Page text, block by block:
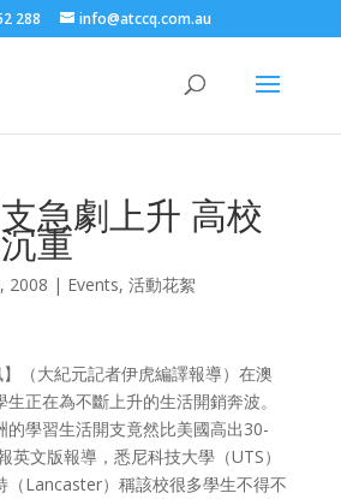
288 info@atccq.com.au
急劇上升 高校
重
2008 | Events, 活動花絮
】（大紀元記者伊虎編譯報導）在澳
正在為不斷上升的生活開銷奔波。
的學習生活開支竟然比美國高出30-
英文版報導，悉尼科技大學（UTS）
（Lancaster）稱該校很多學生不得不